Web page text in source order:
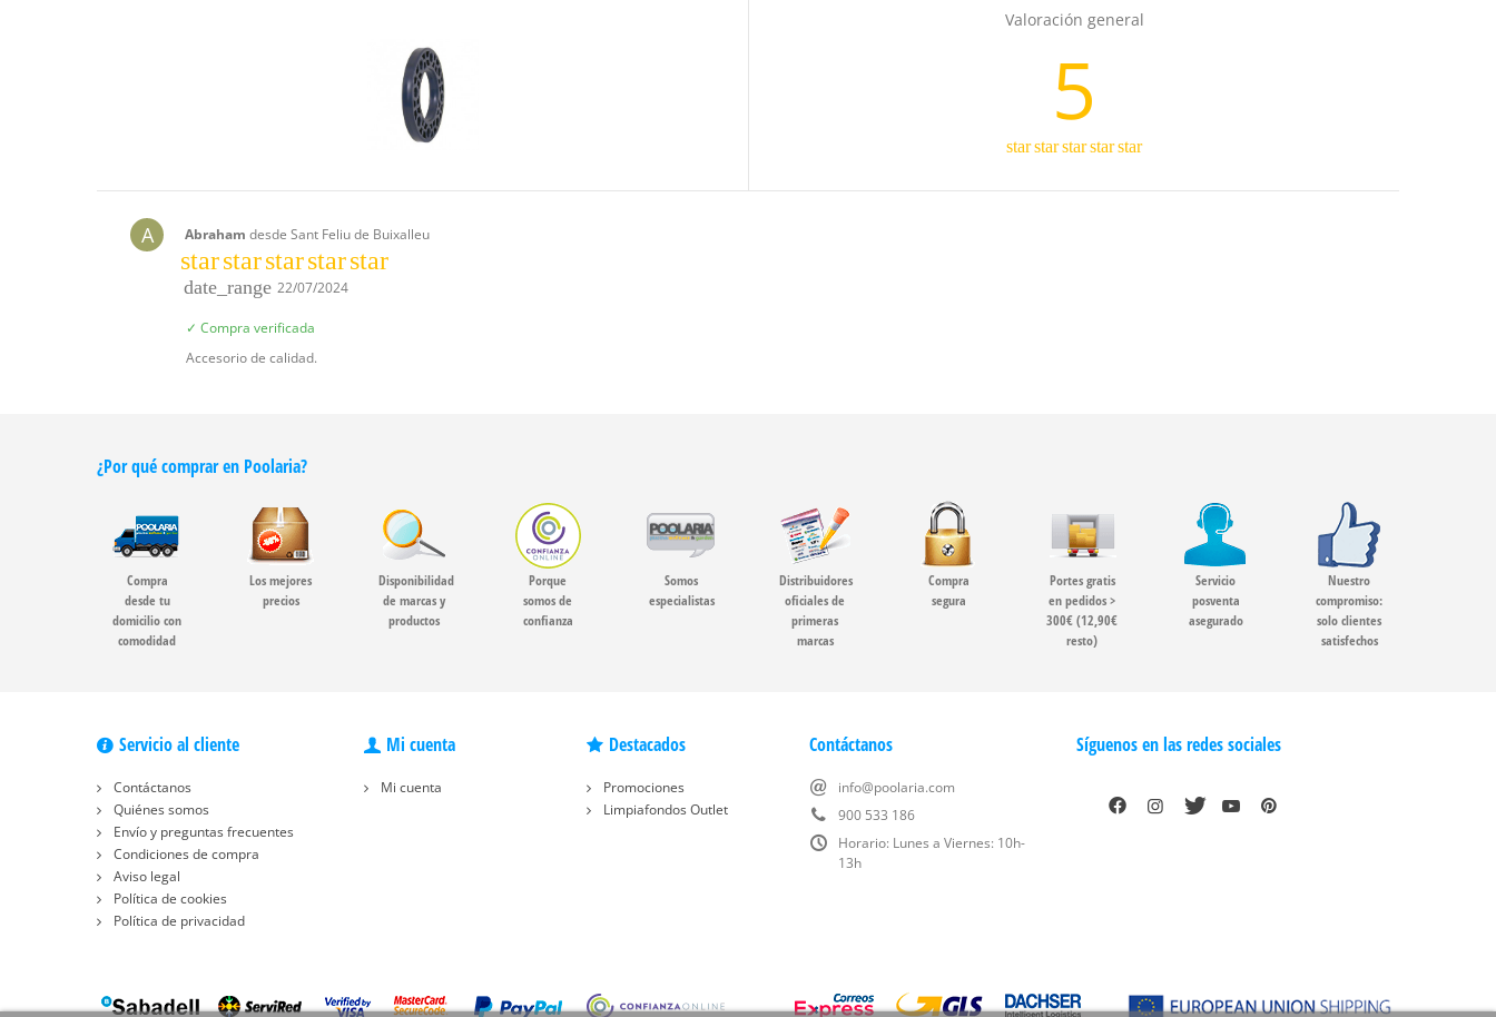
Valoración general
5
starstarstarstarstar
A Abraham desde Sant Feliu de Buixalleu
starstarstarstarstar
date_range 22/07/2024
✓ Compra verificada
Accesorio de calidad.
¿Por qué comprar en Poolaria?
Compra
desde tu
domicilio con
comodidad
Los mejores
precios
Disponibilidad
de marcas y
productos
Porque
somos de
confianza
Somos
especialistas
Distribuidores
oficiales de
primeras
marcas
Compra
segura
Portes gratis
en pedidos >
300€ (12,90€
resto)
Servicio
posventa
asegurado
Nuestro
compromiso:
solo clientes
satisfechos
Servicio al cliente
Contáctanos
Quiénes somos
Envío y preguntas frecuentes
Condiciones de compra
Aviso legal
Política de cookies
Política de privacidad
Mi cuenta
Mi cuenta
Destacados
Promociones
Limpiafondos Outlet
Contáctanos
info@poolaria.com
900 533 186
Horario: Lunes a Viernes: 10h-
13h
Síguenos en las redes sociales